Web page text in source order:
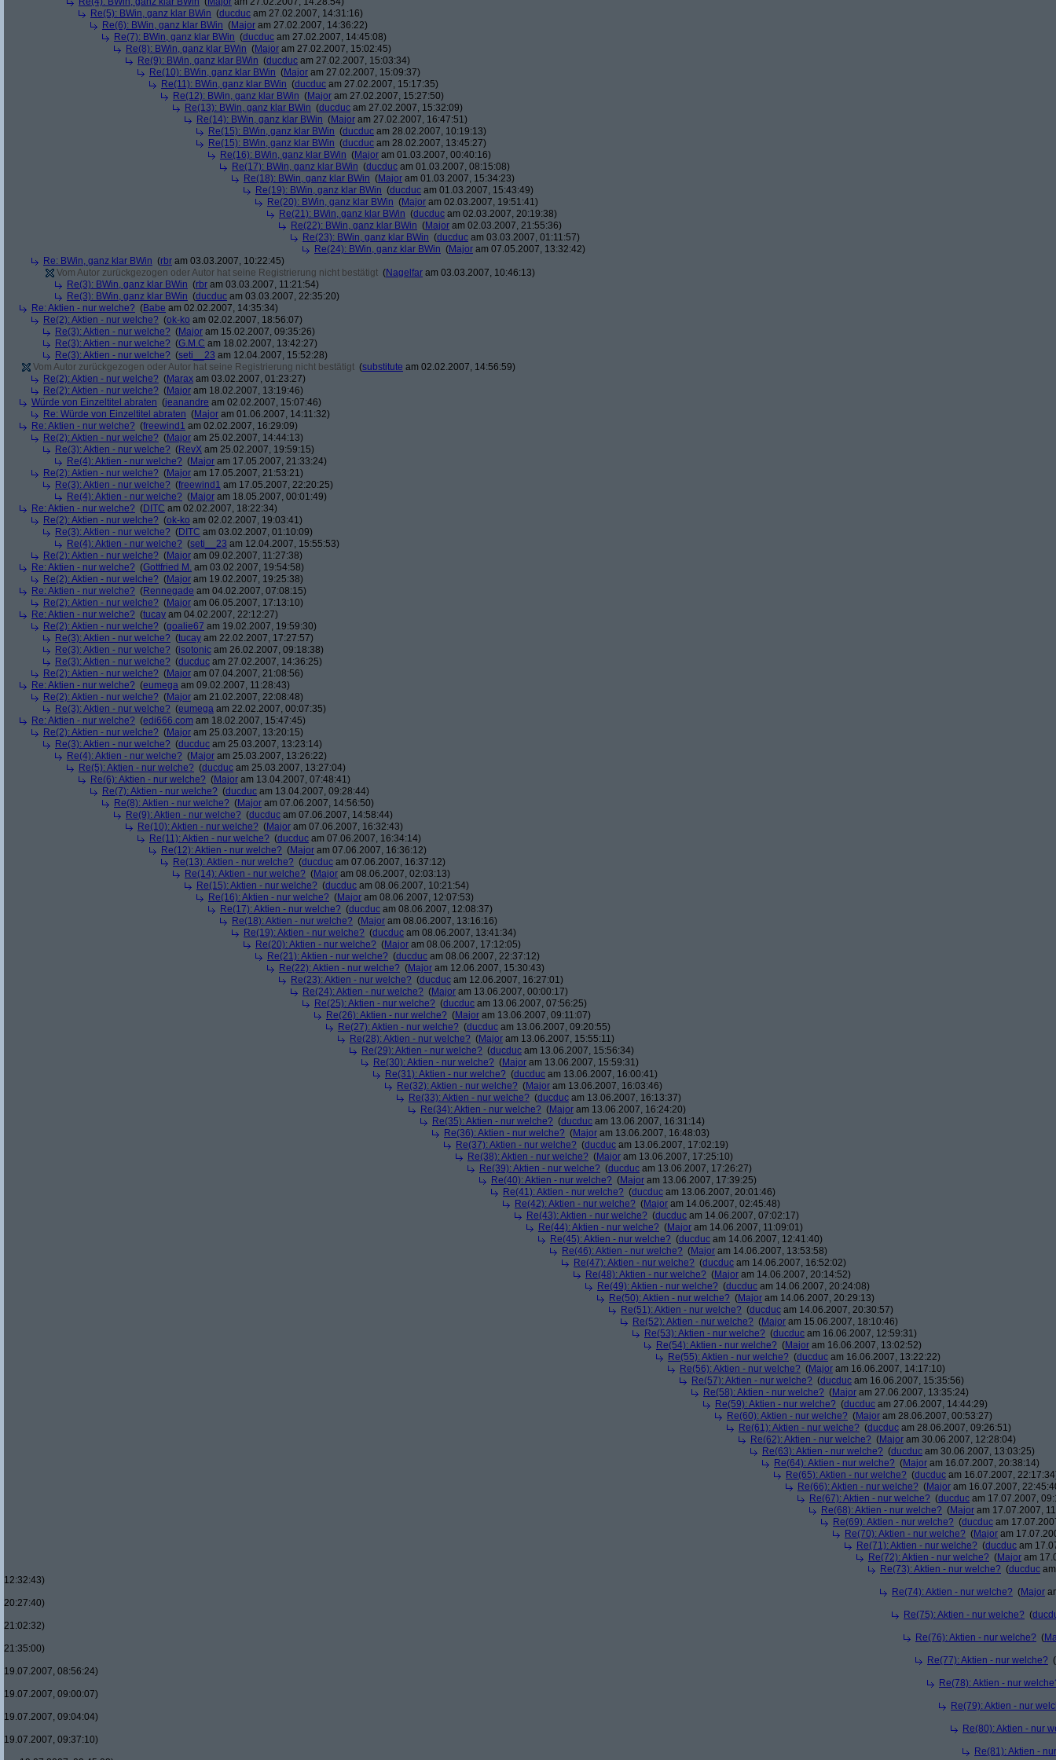
Re(5): BWin, ganz klar BWin (ducduc am 27.02.2007, 14:31:16)
Re(6): BWin, ganz klar BWin (Major am 27.02.2007, 14:36:22)
Re(7): BWin, ganz klar BWin (ducduc am 27.02.2007, 14:45:08)
Re(8): BWin, ganz klar BWin (Major am 27.02.2007, 15:02:45)
Re(9): BWin, ganz klar BWin (ducduc am 27.02.2007, 15:03:34)
Re(10): BWin, ganz klar BWin (Major am 27.02.2007, 15:09:37)
Re(11): BWin, ganz klar BWin (ducduc am 27.02.2007, 15:17:35)
Re(12): BWin, ganz klar BWin (Major am 27.02.2007, 15:27:50)
Re(13): BWin, ganz klar BWin (ducduc am 27.02.2007, 15:32:09)
Re(14): BWin, ganz klar BWin (Major am 27.02.2007, 16:47:51)
Re(15): BWin, ganz klar BWin (ducduc am 28.02.2007, 10:19:13)
Re(15): BWin, ganz klar BWin (ducduc am 28.02.2007, 13:45:27)
Re(16): BWin, ganz klar BWin (Major am 01.03.2007, 00:40:16)
Re(17): BWin, ganz klar BWin (ducduc am 01.03.2007, 08:15:08)
Re(18): BWin, ganz klar BWin (Major am 01.03.2007, 15:34:23)
Re(19): BWin, ganz klar BWin (ducduc am 01.03.2007, 15:43:49)
Re(20): BWin, ganz klar BWin (Major am 02.03.2007, 19:51:41)
Re(21): BWin, ganz klar BWin (ducduc am 02.03.2007, 20:19:38)
Re(22): BWin, ganz klar BWin (Major am 02.03.2007, 21:55:36)
Re(23): BWin, ganz klar BWin (ducduc am 03.03.2007, 01:11:57)
Re(24): BWin, ganz klar BWin (Major am 07.05.2007, 13:32:42)
Re: BWin, ganz klar BWin (rbr am 03.03.2007, 10:22:45)
Vom Autor zurückgezogen oder Autor hat seine Registrierung nicht bestätigt (Nagelfar am 03.03.2007, 10:46:13)
Re(3): BWin, ganz klar BWin (rbr am 03.03.2007, 11:21:54)
Re(3): BWin, ganz klar BWin (ducduc am 03.03.2007, 22:35:20)
Re: Aktien - nur welche? (Babe am 02.02.2007, 14:35:34)
Re(2): Aktien - nur welche? (ok-ko am 02.02.2007, 18:56:07)
Re(3): Aktien - nur welche? (Major am 15.02.2007, 09:35:26)
Re(3): Aktien - nur welche? (G.M.C am 18.02.2007, 13:42:27)
Re(3): Aktien - nur welche? (seti__23 am 12.04.2007, 15:52:28)
Vom Autor zurückgezogen oder Autor hat seine Registrierung nicht bestätigt (substitute am 02.02.2007, 14:56:59)
Re(2): Aktien - nur welche? (Marax am 03.02.2007, 01:23:27)
Re(2): Aktien - nur welche? (Major am 18.02.2007, 13:19:46)
Würde von Einzeltitel abraten (jeanandre am 02.02.2007, 15:07:46)
Re: Würde von Einzeltitel abraten (Major am 01.06.2007, 14:11:32)
Re: Aktien - nur welche? (freewind1 am 02.02.2007, 16:29:09)
Re(2): Aktien - nur welche? (Major am 25.02.2007, 14:44:13)
Re(3): Aktien - nur welche? (RevX am 25.02.2007, 19:59:15)
Re(4): Aktien - nur welche? (Major am 17.05.2007, 21:33:24)
Re(2): Aktien - nur welche? (Major am 17.05.2007, 21:53:21)
Re(3): Aktien - nur welche? (freewind1 am 17.05.2007, 22:20:25)
Re(4): Aktien - nur welche? (Major am 18.05.2007, 00:01:49)
Re: Aktien - nur welche? (DITC am 02.02.2007, 18:22:34)
Re(2): Aktien - nur welche? (ok-ko am 02.02.2007, 19:03:41)
Re(3): Aktien - nur welche? (DITC am 03.02.2007, 01:10:09)
Re(4): Aktien - nur welche? (seti__23 am 12.04.2007, 15:55:53)
Re(2): Aktien - nur welche? (Major am 09.02.2007, 11:27:38)
Re: Aktien - nur welche? (Gottfried M. am 03.02.2007, 19:54:58)
Re(2): Aktien - nur welche? (Major am 19.02.2007, 19:25:38)
Re: Aktien - nur welche? (Rennegade am 04.02.2007, 07:08:15)
Re(2): Aktien - nur welche? (Major am 06.05.2007, 17:13:10)
Re: Aktien - nur welche? (tucay am 04.02.2007, 22:12:27)
Re(2): Aktien - nur welche? (goalie67 am 19.02.2007, 19:59:30)
Re(3): Aktien - nur welche? (tucay am 22.02.2007, 17:27:57)
Re(3): Aktien - nur welche? (isotonic am 26.02.2007, 09:18:38)
Re(3): Aktien - nur welche? (ducduc am 27.02.2007, 14:36:25)
Re(2): Aktien - nur welche? (Major am 07.04.2007, 21:08:56)
Re: Aktien - nur welche? (eumega am 09.02.2007, 11:28:43)
Re(2): Aktien - nur welche? (Major am 21.02.2007, 22:08:48)
Re(3): Aktien - nur welche? (eumega am 22.02.2007, 00:07:35)
Re: Aktien - nur welche? (edi666.com am 18.02.2007, 15:47:45)
Re(2): Aktien - nur welche? (Major am 25.03.2007, 13:20:15)
Re(3): Aktien - nur welche? (ducduc am 25.03.2007, 13:23:14)
Re(4): Aktien - nur welche? (Major am 25.03.2007, 13:26:22)
Re(5): Aktien - nur welche? (ducduc am 25.03.2007, 13:27:04)
Re(6): Aktien - nur welche? (Major am 13.04.2007, 07:48:41)
Re(7): Aktien - nur welche? (ducduc am 13.04.2007, 09:28:44)
Re(8): Aktien - nur welche? (Major am 07.06.2007, 14:56:50)
Re(9): Aktien - nur welche? (ducduc am 07.06.2007, 14:58:44)
Re(10): Aktien - nur welche? (Major am 07.06.2007, 16:32:43)
Re(11): Aktien - nur welche? (ducduc am 07.06.2007, 16:34:14)
Re(12): Aktien - nur welche? (Major am 07.06.2007, 16:36:12)
Re(13): Aktien - nur welche? (ducduc am 07.06.2007, 16:37:12)
Re(14): Aktien - nur welche? (Major am 08.06.2007, 02:03:13)
Re(15): Aktien - nur welche? (ducduc am 08.06.2007, 10:21:54)
Re(16): Aktien - nur welche? (Major am 08.06.2007, 12:07:53)
Re(17): Aktien - nur welche? (ducduc am 08.06.2007, 12:08:37)
Re(18): Aktien - nur welche? (Major am 08.06.2007, 13:16:16)
Re(19): Aktien - nur welche? (ducduc am 08.06.2007, 13:41:34)
Re(20): Aktien - nur welche? (Major am 08.06.2007, 17:12:05)
Re(21): Aktien - nur welche? (ducduc am 08.06.2007, 22:37:12)
Re(22): Aktien - nur welche? (Major am 12.06.2007, 15:30:43)
Re(23): Aktien - nur welche? (ducduc am 12.06.2007, 16:27:01)
Re(24): Aktien - nur welche? (Major am 13.06.2007, 00:00:17)
Re(25): Aktien - nur welche? (ducduc am 13.06.2007, 07:56:25)
Re(26): Aktien - nur welche? (Major am 13.06.2007, 09:11:07)
Re(27): Aktien - nur welche? (ducduc am 13.06.2007, 09:20:55)
Re(28): Aktien - nur welche? (Major am 13.06.2007, 15:55:11)
Re(29): Aktien - nur welche? (ducduc am 13.06.2007, 15:56:34)
Re(30): Aktien - nur welche? (Major am 13.06.2007, 15:59:31)
Re(31): Aktien - nur welche? (ducduc am 13.06.2007, 16:00:41)
Re(32): Aktien - nur welche? (Major am 13.06.2007, 16:03:46)
Re(33): Aktien - nur welche? (ducduc am 13.06.2007, 16:13:37)
Re(34): Aktien - nur welche? (Major am 13.06.2007, 16:24:20)
Re(35): Aktien - nur welche? (ducduc am 13.06.2007, 16:31:14)
Re(36): Aktien - nur welche? (Major am 13.06.2007, 16:48:03)
Re(37): Aktien - nur welche? (ducduc am 13.06.2007, 17:02:19)
Re(38): Aktien - nur welche? (Major am 13.06.2007, 17:25:10)
Re(39): Aktien - nur welche? (ducduc am 13.06.2007, 17:26:27)
Re(40): Aktien - nur welche? (Major am 13.06.2007, 17:39:25)
Re(41): Aktien - nur welche? (ducduc am 13.06.2007, 20:01:46)
Re(42): Aktien - nur welche? (Major am 14.06.2007, 02:45:48)
Re(43): Aktien - nur welche? (ducduc am 14.06.2007, 07:02:17)
Re(44): Aktien - nur welche? (Major am 14.06.2007, 11:09:01)
Re(45): Aktien - nur welche? (ducduc am 14.06.2007, 12:41:40)
Re(46): Aktien - nur welche? (Major am 14.06.2007, 13:53:58)
Re(47): Aktien - nur welche? (ducduc am 14.06.2007, 16:52:02)
Re(48): Aktien - nur welche? (Major am 14.06.2007, 20:14:52)
Re(49): Aktien - nur welche? (ducduc am 14.06.2007, 20:24:08)
Re(50): Aktien - nur welche? (Major am 14.06.2007, 20:29:13)
Re(51): Aktien - nur welche? (ducduc am 14.06.2007, 20:30:57)
Re(52): Aktien - nur welche? (Major am 15.06.2007, 18:10:46)
Re(53): Aktien - nur welche? (ducduc am 16.06.2007, 12:59:31)
Re(54): Aktien - nur welche? (Major am 16.06.2007, 13:02:52)
Re(55): Aktien - nur welche? (ducduc am 16.06.2007, 13:22:22)
Re(56): Aktien - nur welche? (Major am 16.06.2007, 14:17:10)
Re(57): Aktien - nur welche? (ducduc am 16.06.2007, 15:35:56)
Re(58): Aktien - nur welche? (Major am 27.06.2007, 13:35:24)
Re(59): Aktien - nur welche? (ducduc am 27.06.2007, 14:44:29)
Re(60): Aktien - nur welche? (Major am 28.06.2007, 00:53:27)
Re(61): Aktien - nur welche? (ducduc am 28.06.2007, 09:26:51)
Re(62): Aktien - nur welche? (Major am 30.06.2007, 12:28:04)
Re(63): Aktien - nur welche? (ducduc am 30.06.2007, 13:03:25)
Re(64): Aktien - nur welche? (Major am 16.07.2007, 20:38:14)
Re(65): Aktien - nur welche? (ducduc am 16.07.2007,
Re(66): Aktien - nur welche? (Major am 16.07.2007,
Re(67): Aktien - nur welche? (ducduc am 17.07.2007,
Re(68): Aktien - nur welche? (Major am 17.07.2007,
Re(69): Aktien - nur welche? (ducduc am
Re(70): Aktien - nur welche? (Major am
Re(71): Aktien - nur welche? (ducduc am
Re(72): Aktien - nur welche? (Major am
Re(73): Aktien - nur welche? (ducduc
12:32:43)
Re(74): Aktien - nur welche? (Major
20:27:40)
Re(75): Aktien - nur welche? (
21:02:32)
Re(76): Aktien - nur welche? (
21:35:00)
Re(77): Aktien - nur welche? (
19.07.2007, 08:56:24)
Re(78): Aktien - nur
19.07.2007, 09:00:07)
Re(79): Aktien - nur
19.07.2007, 09:04:04)
Re(80): Aktien - nur
19.07.2007, 09:37:10)
Re(81): Aktien -